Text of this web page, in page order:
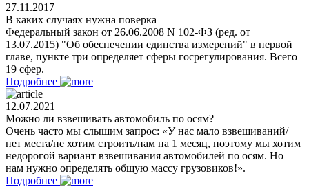
27.11.2017
В каких случаях нужна поверка
Федеральный закон от 26.06.2008 N 102-ФЗ (ред. от
13.07.2015) "Об обеспечении единства измерений" в первой
главе, пункте три определяет сферы госрегулирования. Всего
19 сфер.
Подробнее
12.07.2021
Можно ли взвешивать автомобиль по осям?
Очень часто мы слышим запрос: «У нас мало взвешиваний/
нет места/не хотим строить/нам на 1 месяц, поэтому мы хотим
недорогой вариант взвешивания автомобилей по осям. Но
нам нужно определять общую массу грузовиков!».
Подробнее